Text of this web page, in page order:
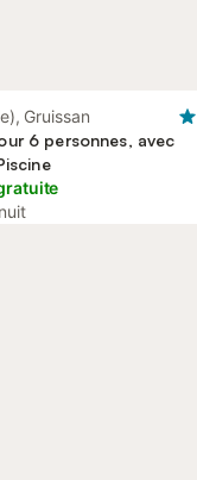
Gruissan
6 personnes, avec